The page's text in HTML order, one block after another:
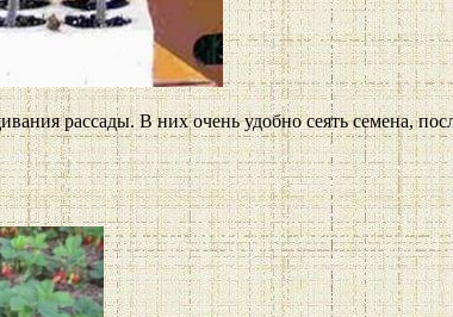
рассады. В них очень удобно сеять семена,